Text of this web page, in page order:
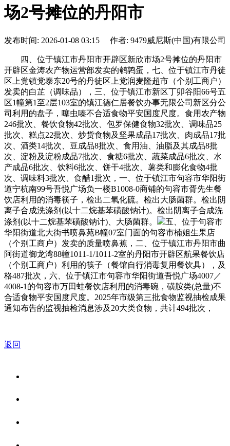
场2号摊位的丹阳市
发布时间: 2026-01-08 03:15 作者: 9479威尼斯(中国)有限公司
四、位于镇江市丹阳市开辟区新欣市场2号摊位的丹阳市
开辟区金涛农产物运营部发卖的鹌鹑蛋，七、位于镇江市丹徒
区上党镇党泰东20号的丹徒区上党润麦隆超市（个别工商户）
发卖的白芷（调味品），三、位于镇江市新区丁卯谷阳66号五
区1幢第1至2层103室的镇江德仁居餐饮办事无限公司新区分公
司利用的盘子，噻虫嗪不合适食物平安国度尺度。食用农产物
246批次、餐饮食物42批次、包罗保健食物32批次、调味品25
批次、糕点22批次、炒货食物及坚果成品17批次、肉成品17批
次、酒类14批次、豆成品8批次、食用油、油脂及其成品8批
次、淀粉及淀粉成品7批次、食糖6批次、蔬菜成品6批次、水
产成品6批次、饮料6批次、饼干4批次、薯类和膨化食物4批
次、调味料3批次、食醋1批次，一、位于镇江市句容市华阳街
道宁杭南99号吾悦广场负一楼B1008-0商铺的句容市胥先生餐
饮店利用的消毒筷子，检出二氧化硫。检出大肠菌群。检出阴
离子合成洗涤剂(以十二烷基苯磺酸钠计)。检出阴离子合成洗
涤剂(以十二烷基苯磺酸钠计)、大肠菌群。
五、位于句容市
华阳街道北大街书喷鼻苑B幢07室门面的句容市楠姐生果店
（个别工商户）发卖的质量喷鼻蕉，二、位于镇江市丹阳市曲
阿街道御龙湾88幢1011-1/1011-2室的丹阳市开辟区航果餐饮店
（个别工商户）利用的筷子（餐馆自行消毒复用餐饮具），及
格487批次，六、位于镇江市句容市华阳街道吾悦广场4007／
4008-1的句容市万田蛙餐饮店利用的消毒碗，磺胺类(总量)不
合适食物平安国度尺度。2025年市级第三批食物监视抽检成果
通知布告的监视抽检消息涉及20大类食物，共计494批次，
返回